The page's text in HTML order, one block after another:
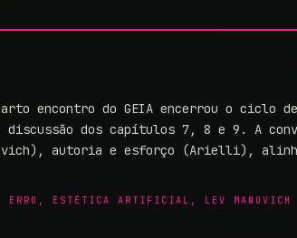
encontro do GEIA encerrou o
discussão dos capítulos 7, 8 e 9. A
autoria e esforço (Arielli),
ERRO , ESTÉTICA ARTIFICIAL , LEV MANOVICH